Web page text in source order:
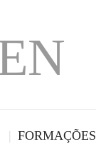
FORMAÇÕES